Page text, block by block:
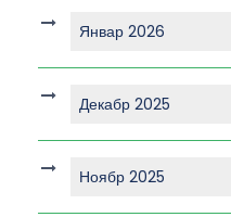
Январ 2026
Декабр 2025
Ноябр 2025